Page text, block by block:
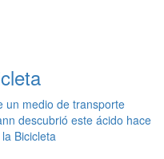
un medio de transporte
descubrió este ácido hace
Bicicleta